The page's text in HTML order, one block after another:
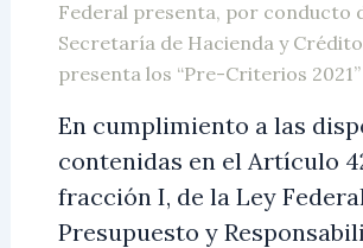
En cumplimiento a las
contenidas en el Artículo
fracción I, de la Ley
Presupuesto y